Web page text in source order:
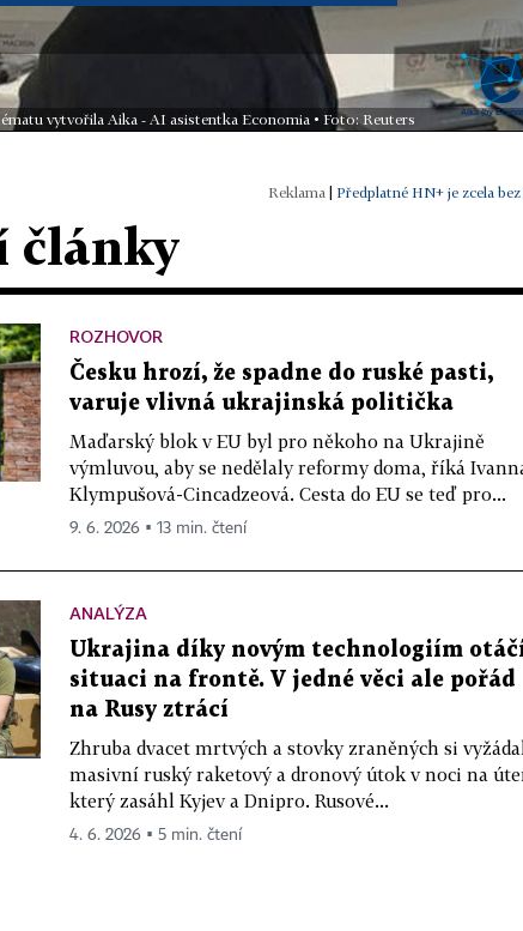
vytvořila Aika - AI asistentka Economia • Foto: Reuters
Předplatné HN+ je zcela
články
ROZHOVOR
Česku hrozí, že spadne do ruské pasti,
varuje vlivná ukrajinská politička
Maďarský blok v EU byl pro někoho na Ukrajině
výmluvou, aby se nedělaly reformy doma, říká
Klympušová-Cincadzeová. Cesta do EU se teď pro...
9. 6. 2026 ▪ 13 min. čtení
ANALÝZA
Ukrajina díky novým technologiím
situaci na frontě. V jedné věci ale pořád
na Rusy ztrácí
Zhruba dvacet mrtvých a stovky zraněných si vyžádal
masivní ruský raketový a dronový útok v noci na
který zasáhl Kyjev a Dnipro. Rusové...
4. 6. 2026 ▪ 5 min. čtení